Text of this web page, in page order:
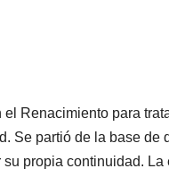
Renacimiento para
Se partió de la base de
propia continuidad.